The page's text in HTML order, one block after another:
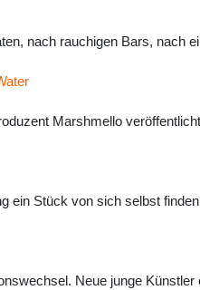
nach rauchigen Bars, nach
Marshmello
ein Stück von sich selbst
Neue junge